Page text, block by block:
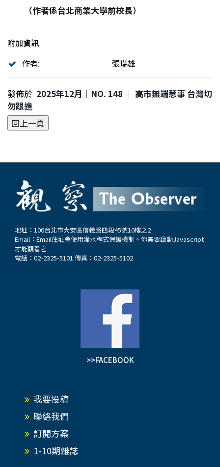
（作者係台北商業大學前校長）
附加資訊
作者:
張瑞雄
發佈於 2025年12月｜NO. 148 │ 高市無端惹事 台灣切
勿跟進
地址：106台北市大安區信義路四段45號10樓之2
Email： Email住址會使用灌水程式保護機制。你需要啟動Javascript
才能觀看它
電話：02-2325-5101 傳真：02-2325-5102
>>FACEBOOK
我要投稿
聯絡我們
訂閱方案
1-10期雜誌